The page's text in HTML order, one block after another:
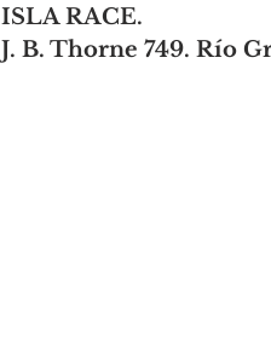
ISLA RACE.
J. B. Thorne 749. Río